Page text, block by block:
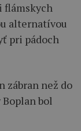
flámskych
alternatívou
pri pádoch
zábran než do
Boplan bol